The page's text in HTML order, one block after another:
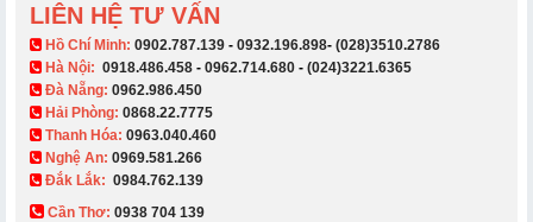
LIÊN HỆ TƯ VẤN
​ Hồ Chí Minh: 0902.787.139 - 0932.196.898- (028)3510.2786
Hà Nội: 0918.486.458 - 0962.714.680 - (024)3221.6365
Đà Nẵng: 0962.986.450
Hải Phòng: 0868.22.7775
Thanh Hóa: 0963.040.460
Nghệ An: 0969.581.266
Đắk Lắk: 0984.762.139
Cần Thơ: 0938 704 139​